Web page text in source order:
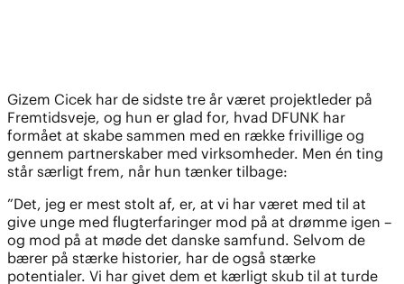
Gizem Cicek har de sidste tre år været projektleder på
Fremtidsveje, og hun er glad for, hvad DFUNK har
formået at skabe sammen med en række frivillige og
gennem partnerskaber med virksomheder. Men én ting
står særligt frem, når hun tænker tilbage:
”Det, jeg er mest stolt af, er, at vi har været med til at
give unge med flugterfaringer mod på at drømme igen –
og mod på at møde det danske samfund. Selvom de
bærer på stærke historier, har de også stærke
potentialer. Vi har givet dem et kærligt skub til at turde